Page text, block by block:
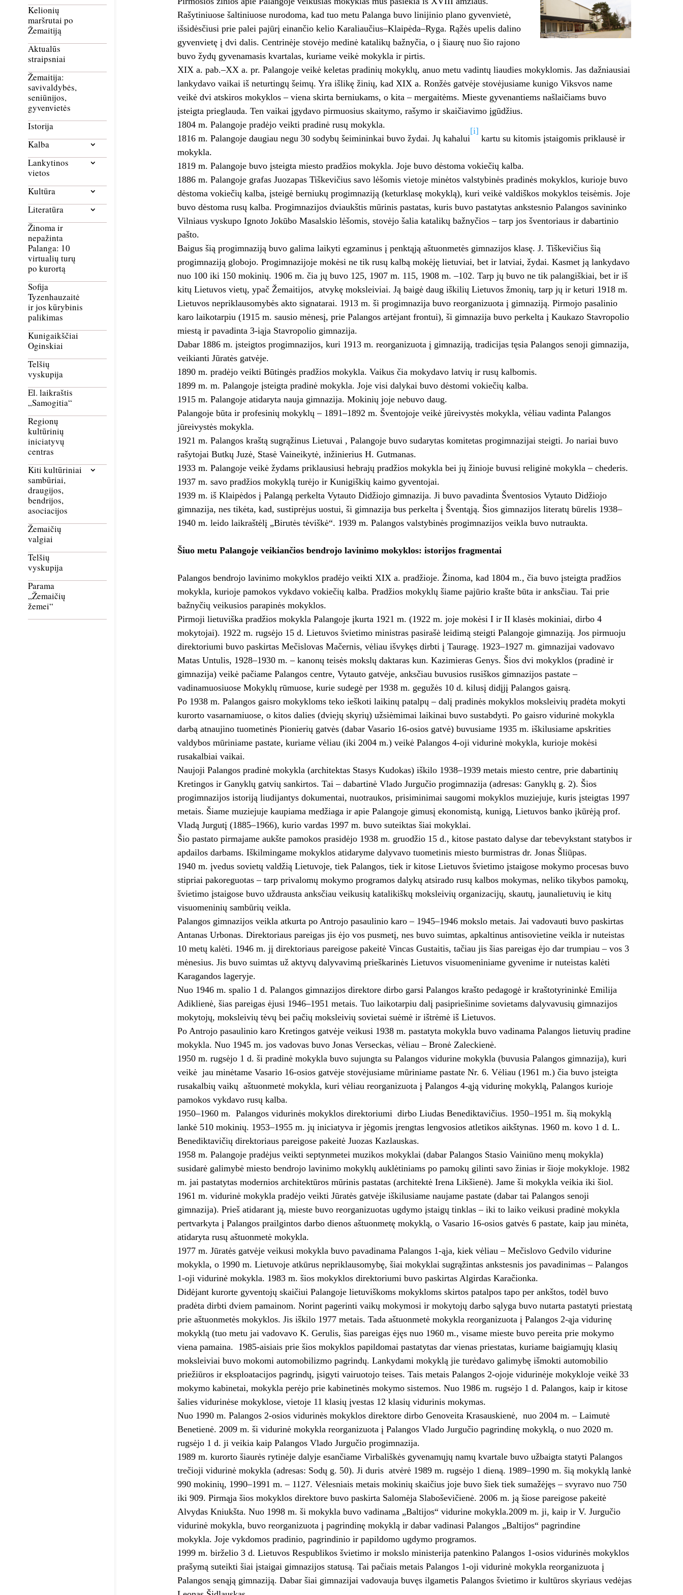
Kelionių
maršrutai po
Žemaitiją
Aktualūs
straipsniai
Žemaitija:
savivaldybės,
seniūnijos,
gyvenvietės
Istorija
Kalba
Lankytinos
vietos
Kultūra
Literatūra
Žinoma ir
nepažinta
Palanga: 10
virtualių turų
po kurortą
Sofija
Tyzenhauzaitė
ir jos kūrybinis
palikimas
Kunigaikščiai
Oginskiai
Telšių
vyskupija
El. laikraštis
„Samogitia“
Regionų
kultūrinių
iniciatyvų
centras
Kiti kultūriniai
sambūriai,
draugijos,
bendrijos,
asociacijos
Žemaičių
valgiai
Telšių
vyskupija
Parama
„Žemaičių
žemei“
Rašytiniuose šaltiniuose nurodoma, kad tuo metu Palanga buvo linijinio plano gyvenvietė,
išsidėsčiusi prie palei pajūrį einančio kelio Karaliaučius–Klaipėda–Ryga. Rąžės upelis dalino
gyvenvietę į dvi dalis. Centrinėje stovėjo medinė katalikų bažnyčia, o į šiaurę nuo šio rajono
buvo žydų gyvenamasis kvartalas, kuriame veikė mokykla ir pirtis.
XIX a. pab.–XX a. pr. Palangoje veikė keletas pradinių mokyklų, anuo metu vadintų liaudies mokyklomis. Jas dažniausiai
lankydavo vaikai iš neturtingų šeimų. Yra išlikę žinių, kad XIX a. Ronžės gatvėje stovėjusiame kunigo Viksvos name
veikė dvi atskiros mokyklos – viena skirta berniukams, o kita – mergaitėms. Mieste gyvenantiems našlaičiams buvo
įsteigta prieglauda. Ten vaikai įgydavo pirmuosius skaitymo, rašymo ir skaičiavimo įgūdžius.
1804 m. Palangoje pradėjo veikti pradinė rusų mokykla.
1816 m. Palangoje daugiau negu 30 sodybų šeimininkai buvo žydai. Jų kahalui
[i]
kartu su kitomis įstaigomis priklausė ir
mokykla.
1819 m. Palangoje buvo įsteigta miesto pradžios mokykla. Joje buvo dėstoma vokiečių kalba.
1886 m. Palangoje grafas Juozapas Tiškevičius savo lėšomis vietoje minėtos valstybinės pradinės mokyklos, kurioje buvo
dėstoma vokiečių kalba, įsteigė berniukų progimnaziją (keturklasę mokyklą), kuri veikė valdiškos mokyklos teisėmis. Joje
buvo dėstoma rusų kalba. Progimnazijos dviaukštis mūrinis pastatas, kuris buvo pastatytas ankstesnio Palangos savininko
Vilniaus vyskupo Ignoto Jokūbo Masalskio lėšomis, stovėjo šalia katalikų bažnyčios – tarp jos šventoriaus ir dabartinio
pašto.
Baigus šią progimnaziją buvo galima laikyti egzaminus į penktąją aštuonmetės gimnazijos klasę. J. Tiškevičius šią
progimnaziją globojo. Progimnazijoje mokėsi ne tik rusų kalbą mokėję lietuviai, bet ir latviai, žydai. Kasmet ją lankydavo
nuo 100 iki 150 mokinių. 1906 m. čia jų buvo 125, 1907 m. 115, 1908 m. –102. Tarp jų buvo ne tik palangiškiai, bet ir iš
kitų Lietuvos vietų, ypač Žemaitijos, atvykę moksleiviai. Ją baigė daug iškilių Lietuvos žmonių, tarp jų ir keturi 1918 m.
Lietuvos nepriklausomybės akto signatarai. 1913 m. ši progimnazija buvo reorganizuota į gimnaziją. Pirmojo pasalinio
karo laikotarpiu (1915 m. sausio mėnesį, prie Palangos artėjant frontui), ši gimnazija buvo perkelta į Kaukazo Stavropolio
miestą ir pavadinta 3-iąja Stavropolio gimnazija.
Dabar 1886 m. įsteigtos progimnazijos, kuri 1913 m. reorganizuota į gimnaziją, tradicijas tęsia Palangos senoji gimnazija,
veikianti Jūratės gatvėje.
1890 m. pradėjo veikti Būtingės pradžios mokykla. Vaikus čia mokydavo latvių ir rusų kalbomis.
1899 m. m. Palangoje įsteigta pradinė mokykla. Joje visi dalykai buvo dėstomi vokiečių kalba.
1915 m. Palangoje atidaryta nauja gimnazija. Mokinių joje nebuvo daug.
Palangoje būta ir profesinių mokyklų – 1891–1892 m. Šventojoje veikė jūreivystės mokykla, vėliau vadinta Palangos
jūreivystės mokykla.
1921 m. Palangos kraštą sugrąžinus Lietuvai , Palangoje buvo sudarytas komitetas progimnazijai steig­ti. Jo nariai buvo
rašytojai Butkų Juzė, Stasė Vaineikytė, inžinie­rius H. Gutmanas.
1933 m. Palangoje veikė žydams priklausiusi hebrajų pradžios mokykla bei jų žinioje buvusi religinė mokykla – chederis.
1937 m. savo pradžios mokyklą turėjo ir Kunigiškių kaimo gyventojai.
1939 m. iš Klaipėdos į Palangą perkelta Vytauto Didžiojo gimnazija. Ji buvo pavadinta Šventosios Vytauto Didžiojo
gimnazija, nes tikėta, kad, sustiprėjus uostui, ši gimnazija bus perkelta į Šventąją. Šios gimnazijos literatų būrelis 1938–
1940 m. leido laikraštėlį „Birutės tėviškė“. 1939 m. Palangos valstybinės progimnazijos veikla buvo nutraukta.
Šiuo metu Palangoje veikiančios bendrojo lavinimo mokyklos: istorijos fragmentai
Palangos bendrojo lavinimo mokyklos pradėjo veikti XIX a. pradžioje. Žinoma, kad 1804 m., čia buvo įsteigta pradžios
mokykla, kurioje pamokos vykdavo vokiečių kalba. Pradžios mokyklų šiame pajūrio krašte būta ir anksčiau. Tai prie
bažnyčių veikusios parapinės mokyklos.
Pirmoji lietuviška pradžios mokykla Palangoje įkurta 1921 m. (1922 m. joje mokėsi I ir II klasės mokiniai, dirbo 4
mokytojai). 1922 m. rugsėjo 15 d. Lietuvos švietimo ministras pasirašė leidimą steigti Palangoje gimnaziją. Jos pirmuoju
direktoriumi buvo paskirtas Mečislovas Mačernis, vėliau išvykęs dirbti į Tauragę. 1923–1927 m. gimnazijai vadovavo
Matas Untulis, 1928–1930 m. – kanonų teisės mokslų daktaras kun. Kazimieras Genys. Šios dvi mokyklos (pradinė ir
gimnazija) veikė pačiame Palangos centre, Vytauto gatvėje, anksčiau buvusios rusiškos gimnazijos pastate –
vadinamuosiuose Mokyklų rūmuose, kurie sudegė per 1938 m. gegužės 10 d. kilusį didįjį Palangos gaisrą.
Po 1938 m. Palangos gaisro mokykloms teko ieškoti laikinų patalpų – dalį pradinės mokyklos moksleivių pradėta mokyti
kurorto vasarnamiuose, o kitos dalies (dviejų skyrių) užsiėmimai laikinai buvo sustabdyti. Po gaisro vidurinė mokykla
darbą atnaujino tuometinės Pionierių gatvės (dabar Vasario 16-osios gatvė) buvusiame 1935 m. iškilusiame apskrities
valdybos mūriniame pastate, kuriame vėliau (iki 2004 m.) veikė Palangos 4-oji vidurinė mokykla, kurioje mokėsi
rusakalbiai vaikai.
Naujoji Palangos pradinė mokykla (architektas Stasys Kudokas) iškilo 1938–1939 metais miesto centre, prie dabartinių
Kretingos ir Ganyklų gatvių sankirtos. Tai – dabartinė Vlado Jurgučio progimnazija (adresas: Ganyklų g. 2). Šios
progimnazijos istoriją liudijantys dokumentai, nuotraukos, prisiminimai saugomi mokyklos muziejuje, kuris įsteigtas 1997
metais. Šiame muziejuje kaupiama medžiaga ir apie Palangoje gimusį ekonomistą, kunigą, Lietuvos banko įkūrėją prof.
Vladą Jurgutį (1885–1966), kurio vardas 1997 m. buvo suteiktas šiai mokyklai.
Šio pastato pirmajame aukšte pamokos prasidėjo 1938 m. gruodžio 15 d., kitose pastato dalyse dar tebevykstant statybos ir
apdailos darbams. Iškilmingame mokyklos atidaryme dalyvavo tuometinis miesto burmistras dr. Jonas Šliūpas.
1940 m. įvedus sovietų valdžią Lietuvoje, tiek Palangos, tiek ir kitose Lietuvos švietimo įstaigose mokymo procesas buvo
stipriai pakoreguotas – tarp privalomų mokymo programos dalykų atsirado rusų kalbos mokymas, neliko tikybos pamokų,
švietimo įstaigose buvo uždrausta anksčiau veikusių katalikiškų moksleivių organizacijų, skautų, jaunalietuvių ie kitų
visuomeninių sambūrių veikla.
Palangos gimnazijos veikla atkurta po Antrojo pasaulinio karo – 1945–1946 mokslo metais. Jai vadovauti buvo paskirtas
Antanas Urbonas. Direktoriaus pareigas jis ėjo vos pusmetį, nes buvo suimtas, apkaltinus antisovietine veikla ir nuteistas
10 metų kalėti. 1946 m. jį direktoriaus pareigose pakeitė Vincas Gustaitis, tačiau jis šias pareigas ėjo dar trumpiau – vos 3
mėnesius. Jis buvo suimtas už aktyvų dalyvavimą prieškarinės Lietuvos visuomeniniame gyvenime ir nuteistas kalėti
Karagandos lageryje.
Nuo 1946 m. spalio 1 d. Palangos gimnazijos direktore dirbo garsi Palangos krašto pedagogė ir kraštotyrininkė Emilija
Adiklienė, šias pareigas ėjusi 1946–1951 metais. Tuo laikotarpiu dalį pasipriešinime sovietams dalyvavusių gimnazijos
mokytojų, moksleivių tėvų bei pačių moksleivių sovietai suėmė ir ištrėmė iš Lietuvos.
Po Antrojo pasaulinio karo Kretingos gatvėje veikusi 1938 m. pastatyta mokykla buvo vadinama Palangos lietuvių pradine
mokykla. Nuo 1945 m. jos vadovas buvo Jonas Verseckas, vėliau – Bronė Zaleckienė.
1950 m. rugsėjo 1 d. ši pradinė mokykla buvo sujungta su Palangos vidurine mokykla (buvusia Palangos gimnazija), kuri
veikė jau minėtame Vasario 16-osios gatvėje stovėjusiame mūriniame pastate Nr. 6. Vėliau (1961 m.) čia buvo įsteigta
rusakalbių vaikų aštuonmetė mokykla, kuri vėliau reorganizuota į Palangos 4-ąją vidurinę mokyklą, Palangos kurioje
pamokos vykdavo rusų kalba.
1950–1960 m. Palangos vidurinės mokyklos direktoriumi dirbo Liudas Benediktavičius. 1950–1951 m. šią mokyklą
lankė 510 mokinių. 1953–1955 m. jų iniciatyva ir jėgomis įrengtas lengvosios atletikos aikštynas. 1960 m. kovo 1 d. L.
Benediktavičių direktoriaus pareigose pakeitė Juozas Kazlauskas.
1958 m. Palangoje pradėjus veikti septynmetei muzikos mokyklai (dabar Palangos Stasio Vainiūno menų mokykla)
susidarė galimybė miesto bendrojo lavinimo mokyklų auklėtiniams po pamokų gilinti savo žinias ir šioje mokykloje. 1982
m. jai pastatytas modernios architektūros mūrinis pastatas (architektė Irena Likšienė). Jame ši mokykla veikia iki šiol.
1961 m. vidurinė mokykla pradėjo veikti Jūratės gatvėje iškilusiame naujame pastate (dabar tai Palangos senoji
gimnazija). Prieš atidarant ją, mieste buvo reorganizuotas ugdymo įstaigų tinklas – iki to laiko veikusi pradinė mokykla
pertvarkyta į Palangos prailgintos darbo dienos aštuonmetę mokyklą, o Vasario 16-osios gatvės 6 pastate, kaip jau minėta,
atidaryta rusų aštuonmetė mokykla.
1977 m. Jūratės gatvėje veikusi mokykla buvo pavadinama Palangos 1-ąja, kiek vėliau – Mečislovo Gedvilo vidurine
mokykla, o 1990 m. Lietuvoje atkūrus nepriklausomybę, šiai mokyklai sugrąžintas ankstesnis jos pavadinimas – Palangos
1-oji vidurinė mokykla. 1983 m. šios mokyklos direktoriumi buvo paskirtas Algirdas Karačionka.
Didėjant kurorte gyventojų skaičiui Palangoje lietuviškoms mokykloms skirtos patalpos tapo per ankštos, todėl buvo
pradėta dirbti dviem pamainom. Norint pagerinti vaikų mokymosi ir mokytojų darbo sąlyga buvo nutarta pastatyti priestatą
prie aštuonmetės mokyklos. Jis iškilo 1977 metais. Tada aštuonmetė mokykla reorganizuota į Palangos 2-ąja vidurinę
mokyklą (tuo metu jai vadovavo K. Gerulis, šias pareigas ėjęs nuo 1960 m., visame mieste buvo pereita prie mokymo
viena pamaina. 1985-aisiais prie šios mokyklos papildomai pastatytas dar vienas priestatas, kuriame baigiamųjų klasių
moksleiviai buvo mokomi automobilizmo pagrindų. Lankydami mokyklą jie turėdavo galimybę išmokti automobilio
priežiūros ir eksploatacijos pagrindų, įsigyti vairuotojo teises. Tais metais Palangos 2-ojoje vidurinėje mokykloje veikė 33
mokymo kabinetai, mokykla perėjo prie kabinetinės mokymo sistemos. Nuo 1986 m. rugsėjo 1 d. Palangos, kaip ir kitose
šalies vidurinėse mokyklose, vietoje 11 klasių įvestas 12 klasių vidurinis mokymas.
Nuo 1990 m. Palangos 2-osios vidurinės mokyklos direktore dirbo Genoveita Krasauskienė, nuo 2004 m. – Laimutė
Benetienė. 2009 m. ši vidurinė mokykla reorganizuota į Palangos Vlado Jurgučio pagrindinę mokyklą, o nuo 2020 m.
rugsėjo 1 d. ji veikia kaip Palangos Vlado Jurgučio progimnazija.
1989 m. kurorto šiaurės rytinėje dalyje esančiame Virbališkės gyvenamųjų namų kvartale buvo užbaigta statyti Palangos
trečioji vidurinė mokykla (adresas: Sodų g. 50). Ji duris atvėrė 1989 m. rugsėjo 1 dieną. 1989–1990 m. šią mokyklą lankė
990 mokinių, 1990–1991 m. – 1127. Vėlesniais metais mokinių skaičius joje buvo šiek tiek sumažėjęs – svyravo nuo 750
iki 909. Pirmąja šios mokyklos direktore buvo paskirta Salomėja Slaboševičienė. 2006 m. ją šiose pareigose pakeitė
Alvydas Kniukšta. Nuo 1998 m. ši mokykla buvo vadinama „Baltijos“ vidurine mokykla.2009 m. ji, kaip ir V. Jurgučio
vidurinė mokykla, buvo reorganizuota į pagrindinę mokyklą ir dabar vadinasi Palangos „Baltijos“ pagrindine
mokykla. Joje vykdomos pradinio, pagrindinio ir papildomo ugdymo programos.
1999 m. birželio 3 d. Lietuvos Respublikos švietimo ir mokslo ministerija patenkino Palangos 1-osios vidurinės mokyklos
prašymą suteikti šiai įstaigai gimnazijos statusą. Tai pačiais metais Palangos 1-oji vidurinė mokykla reorganizuota į
Palangos senąją gimnaziją. Dabar šiai gimnazijai vadovauja buvęs ilgametis Palangos švietimo ir kultūros skyriaus vedėjas